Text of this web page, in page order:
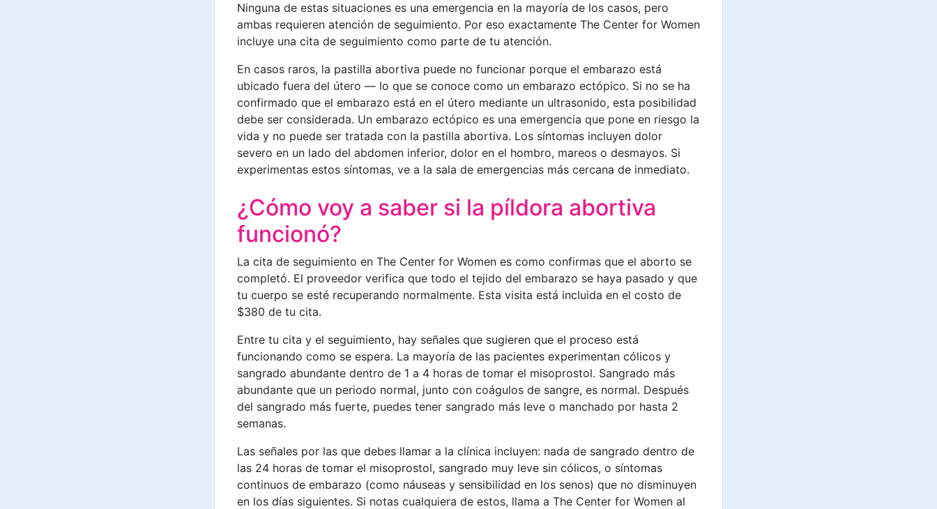
Ninguna de estas situaciones es una emergencia en la mayoría de los casos, pero
ambas requieren atención de seguimiento. Por eso exactamente The Center for Women
incluye una cita de seguimiento como parte de tu atención.
En casos raros, la pastilla abortiva puede no funcionar porque el embarazo está
ubicado fuera del útero — lo que se conoce como un embarazo ectópico. Si no se ha
confirmado que el embarazo está en el útero mediante un ultrasonido, esta posibilidad
debe ser considerada. Un embarazo ectópico es una emergencia que pone en riesgo la
vida y no puede ser tratada con la pastilla abortiva. Los síntomas incluyen dolor
severo en un lado del abdomen inferior, dolor en el hombro, mareos o desmayos. Si
experimentas estos síntomas, ve a la sala de emergencias más cercana de inmediato.
¿Cómo voy a saber si la píldora abortiva
funcionó?
La cita de seguimiento en The Center for Women es como confirmas que el aborto se
completó. El proveedor verifica que todo el tejido del embarazo se haya pasado y que
tu cuerpo se esté recuperando normalmente. Esta visita está incluida en el costo de
$380 de tu cita.
Entre tu cita y el seguimiento, hay señales que sugieren que el proceso está
funcionando como se espera. La mayoría de las pacientes experimentan cólicos y
sangrado abundante dentro de 1 a 4 horas de tomar el misoprostol. Sangrado más
abundante que un periodo normal, junto con coágulos de sangre, es normal. Después
del sangrado más fuerte, puedes tener sangrado más leve o manchado por hasta 2
semanas.
Las señales por las que debes llamar a la clínica incluyen: nada de sangrado dentro de
las 24 horas de tomar el misoprostol, sangrado muy leve sin cólicos, o síntomas
continuos de embarazo (como náuseas y sensibilidad en los senos) que no disminuyen
en los días siguientes. Si notas cualquiera de estos, llama a The Center for Women al